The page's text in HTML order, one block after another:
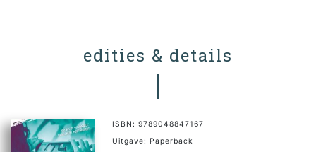
edities & details
ISBN: 9789048847167
Uitgave: Paperback